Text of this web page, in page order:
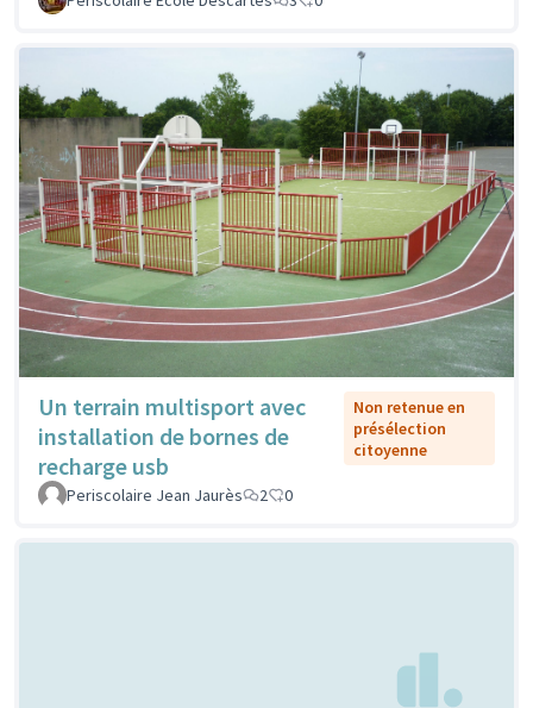
Un terrain multisport avec
installation de bornes de
recharge usb
Non retenue en
présélection
citoyenne
Periscolaire Jean Jaurès 2 0